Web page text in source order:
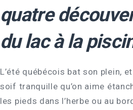
quatre
du lac à la
L’été québécois bat son plein,
soif tranquille qu’on aime
les pieds dans l’herbe ou au